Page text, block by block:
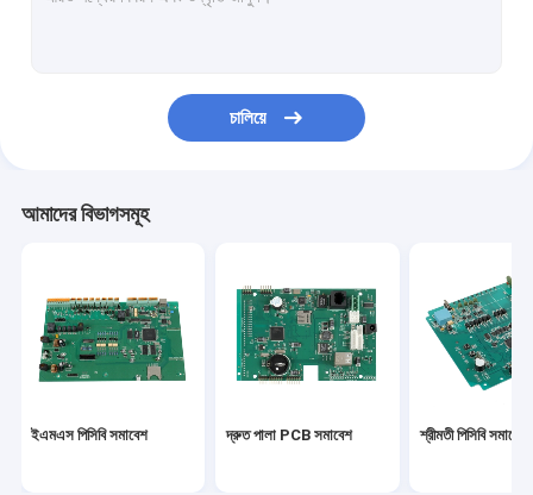
মেডিকেল PCBA
চালিয়ে
আমাদের বিভাগসমূহ
ইএমএস পিসিবি সমাবেশ দ্রুত পালা PCB সমাবেশ শ্রীমতী পিসিবি সমাবেশ